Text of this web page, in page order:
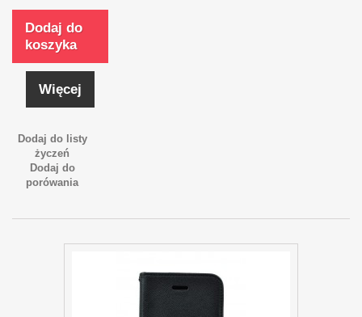
Dodaj do
koszyka
Więcej
Dodaj do listy
życzeń
Dodaj do
porówania